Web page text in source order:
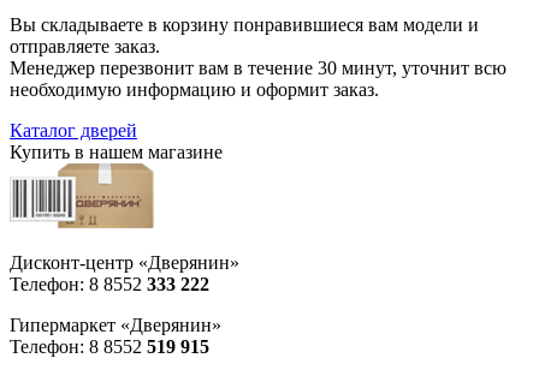
Вы складываете в корзину понравившиеся вам модели и
отправляете заказ.
Менеджер перезвонит вам в течение 30 минут, уточнит всю
необходимую информацию и оформит заказ.
Каталог дверей
Купить в нашем магазине
Дисконт-центр «Дверянин»
Телефон: 8 8552 333 222
Гипермаркет «Дверянин»
Телефон: 8 8552 519 915